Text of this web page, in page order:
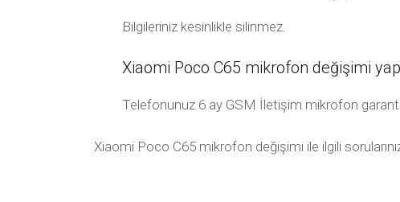
Bilgileriniz kesinlikle silinmez.
Xiaomi Poco C65 mikrofon değişimi
Telefonunuz 6 ay GSM İletişim mikrofon
Xiaomi Poco C65 mikrofon değişimi ile ilgili